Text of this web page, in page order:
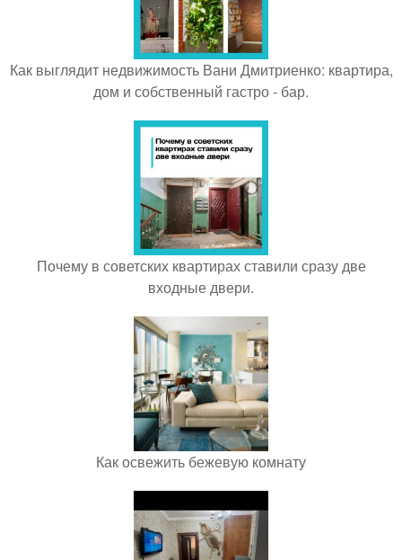
Как выглядит недвижимость Вани Дмитриенко: квартира,
дом и собственный гастро - бар.
Почему в советских квартирах ставили сразу две
входные двери.
Как освежить бежевую комнату